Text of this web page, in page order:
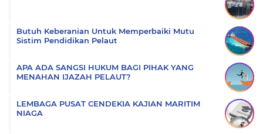
Butuh Keberanian Untuk Memperbaiki Mutu
Sistim Pendidikan Pelaut
APA ADA SANGSI HUKUM BAGI PIHAK YANG
MENAHAN IJAZAH PELAUT?
LEMBAGA PUSAT CENDEKIA KAJIAN MARITIM
NIAGA